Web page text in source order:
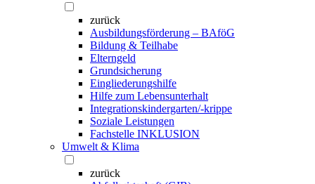
zurück
Ausbildungsförderung – BAföG
Bildung & Teilhabe
Elterngeld
Grundsicherung
Eingliederungshilfe
Hilfe zum Lebensunterhalt
Integrationskindergarten/-krippe
Soziale Leistungen
Fachstelle INKLUSION
Umwelt & Klima
zurück